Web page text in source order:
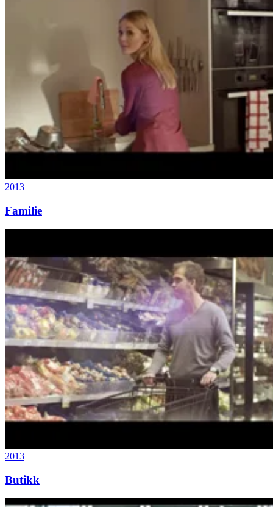
2013
Familie
2013
Butikk